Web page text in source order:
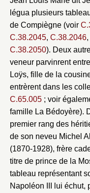
légua plusieurs
de Compiègne (voir
C.38.2045, C.38.2046,
C.38.2050). Deux
veneur parvinrent
Loÿs, fille de la
entrèrent dans les
C.65.005 ; voir
famille La Bédoyère).
premier rang des
de son neveu Michel
(1870-1928), frère
titre de prince de la
tableau représentant
Napoléon III lui échut,
Choix du
notice
Nom du
Valider
Connexion
Courriel
Mot de